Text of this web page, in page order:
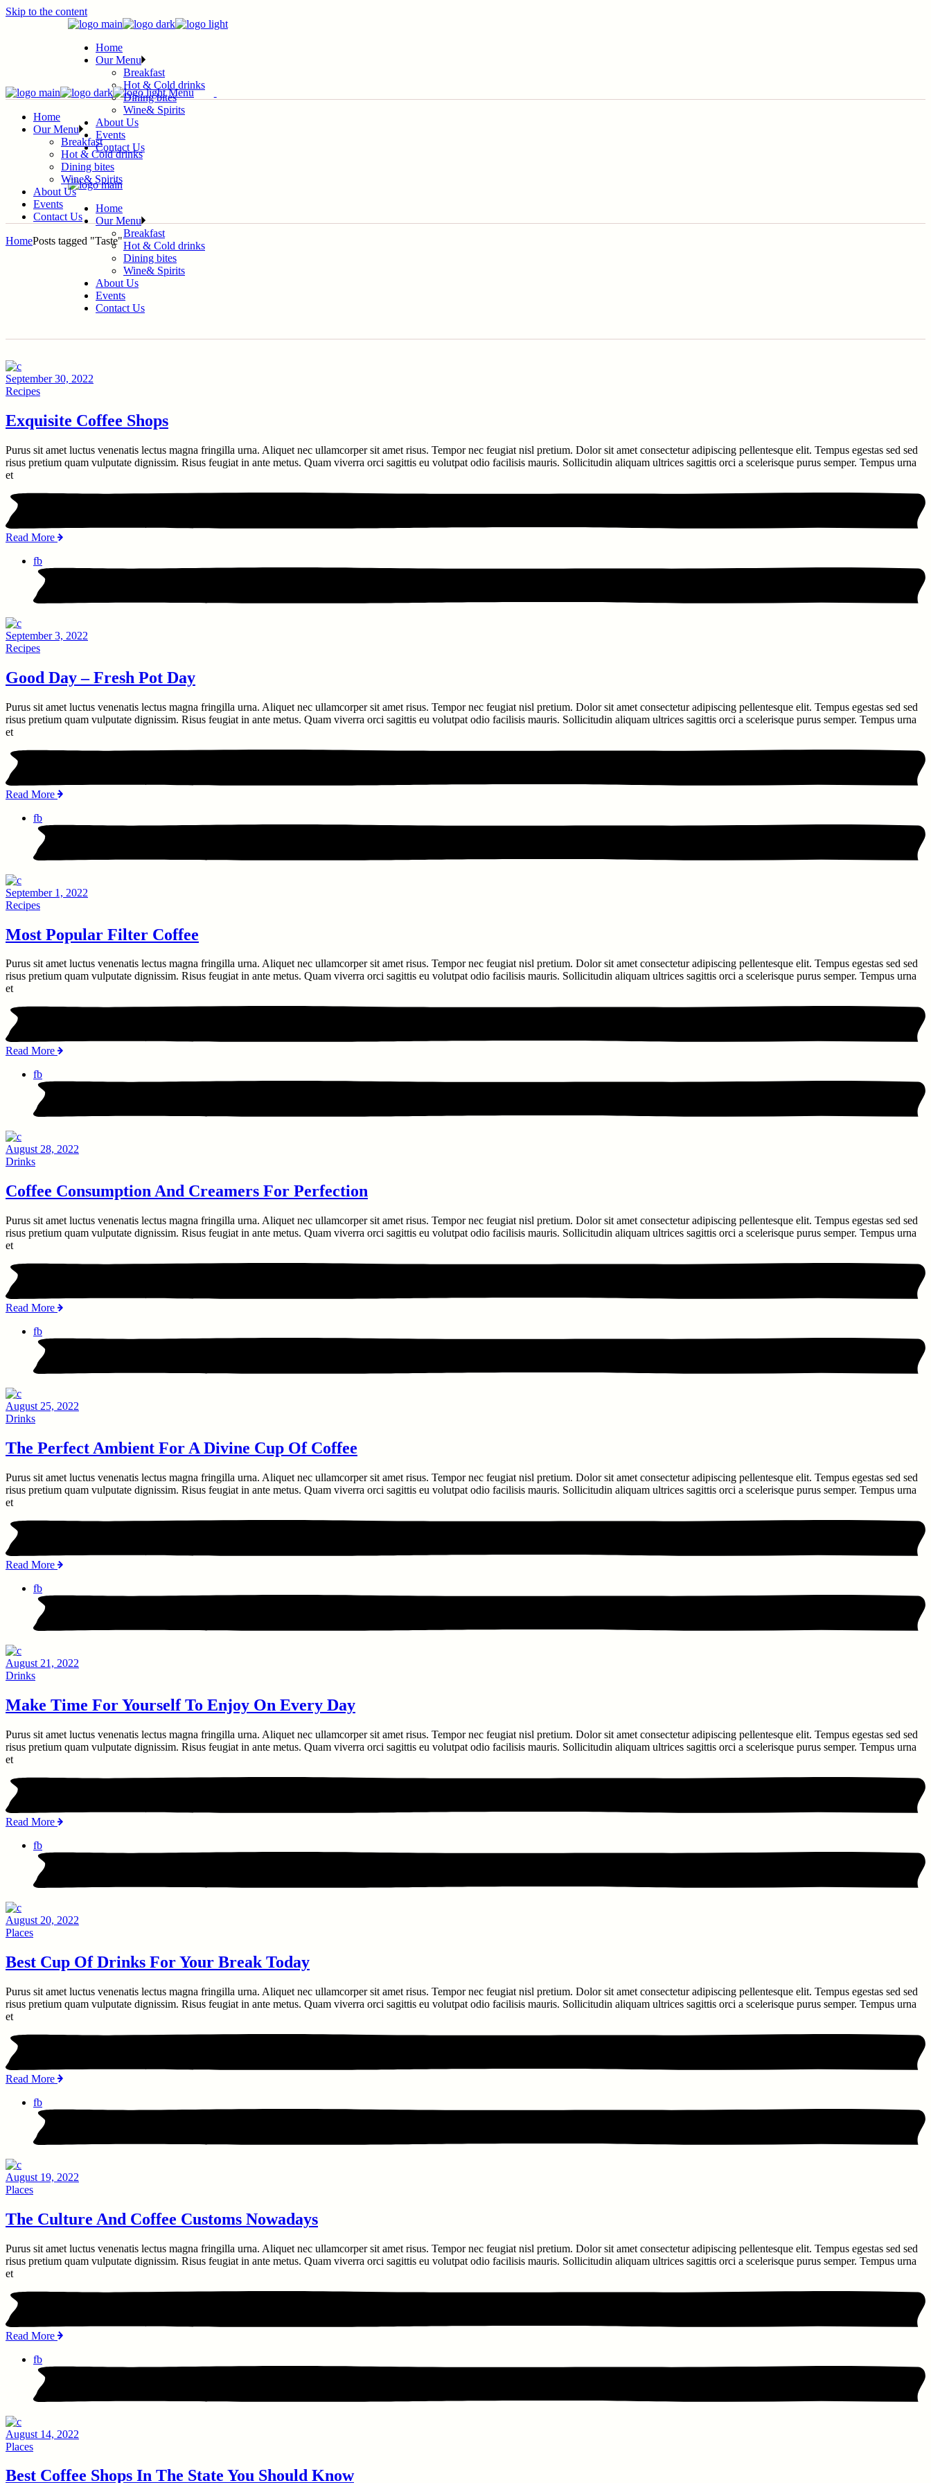
Skip to the content
Home
Our Menu
Breakfast
Hot & Cold drinks
Dining bites
Wine& Spirits
About Us
Events
Contact Us
Home
Our Menu
Breakfast
Hot & Cold drinks
Dining bites
Wine& Spirits
About Us
Events
Contact Us
Menu
Home
Our Menu
Breakfast
Hot & Cold drinks
Dining bites
Wine& Spirits
About Us
Events
Contact Us
HomePosts tagged "Taste"
September 30, 2022
Recipes
Exquisite Coffee Shops
Purus sit amet luctus venenatis lectus magna fringilla urna. Aliquet nec ullamcorper sit amet risus. Tempor nec feugiat nisl pretium. Dolor sit amet consectetur adipiscing pellentesque elit. Tempus egestas sed sed
risus pretium quam vulputate dignissim. Risus feugiat in ante metus. Quam viverra orci sagittis eu volutpat odio facilisis mauris. Sollicitudin aliquam ultrices sagittis orci a scelerisque purus semper. Tempus urna
et
Read More
fb
September 3, 2022
Recipes
Good Day – Fresh Pot Day
Purus sit amet luctus venenatis lectus magna fringilla urna. Aliquet nec ullamcorper sit amet risus. Tempor nec feugiat nisl pretium. Dolor sit amet consectetur adipiscing pellentesque elit. Tempus egestas sed sed
risus pretium quam vulputate dignissim. Risus feugiat in ante metus. Quam viverra orci sagittis eu volutpat odio facilisis mauris. Sollicitudin aliquam ultrices sagittis orci a scelerisque purus semper. Tempus urna
et
Read More
fb
September 1, 2022
Recipes
Most Popular Filter Coffee
Purus sit amet luctus venenatis lectus magna fringilla urna. Aliquet nec ullamcorper sit amet risus. Tempor nec feugiat nisl pretium. Dolor sit amet consectetur adipiscing pellentesque elit. Tempus egestas sed sed
risus pretium quam vulputate dignissim. Risus feugiat in ante metus. Quam viverra orci sagittis eu volutpat odio facilisis mauris. Sollicitudin aliquam ultrices sagittis orci a scelerisque purus semper. Tempus urna
et
Read More
fb
August 28, 2022
Drinks
Coffee Consumption And Creamers For Perfection
Purus sit amet luctus venenatis lectus magna fringilla urna. Aliquet nec ullamcorper sit amet risus. Tempor nec feugiat nisl pretium. Dolor sit amet consectetur adipiscing pellentesque elit. Tempus egestas sed sed
risus pretium quam vulputate dignissim. Risus feugiat in ante metus. Quam viverra orci sagittis eu volutpat odio facilisis mauris. Sollicitudin aliquam ultrices sagittis orci a scelerisque purus semper. Tempus urna
et
Read More
fb
August 25, 2022
Drinks
The Perfect Ambient For A Divine Cup Of Coffee
Purus sit amet luctus venenatis lectus magna fringilla urna. Aliquet nec ullamcorper sit amet risus. Tempor nec feugiat nisl pretium. Dolor sit amet consectetur adipiscing pellentesque elit. Tempus egestas sed sed
risus pretium quam vulputate dignissim. Risus feugiat in ante metus. Quam viverra orci sagittis eu volutpat odio facilisis mauris. Sollicitudin aliquam ultrices sagittis orci a scelerisque purus semper. Tempus urna
et
Read More
fb
August 21, 2022
Drinks
Make Time For Yourself To Enjoy On Every Day
Purus sit amet luctus venenatis lectus magna fringilla urna. Aliquet nec ullamcorper sit amet risus. Tempor nec feugiat nisl pretium. Dolor sit amet consectetur adipiscing pellentesque elit. Tempus egestas sed sed
risus pretium quam vulputate dignissim. Risus feugiat in ante metus. Quam viverra orci sagittis eu volutpat odio facilisis mauris. Sollicitudin aliquam ultrices sagittis orci a scelerisque purus semper. Tempus urna
et
Read More
fb
August 20, 2022
Places
Best Cup Of Drinks For Your Break Today
Purus sit amet luctus venenatis lectus magna fringilla urna. Aliquet nec ullamcorper sit amet risus. Tempor nec feugiat nisl pretium. Dolor sit amet consectetur adipiscing pellentesque elit. Tempus egestas sed sed
risus pretium quam vulputate dignissim. Risus feugiat in ante metus. Quam viverra orci sagittis eu volutpat odio facilisis mauris. Sollicitudin aliquam ultrices sagittis orci a scelerisque purus semper. Tempus urna
et
Read More
fb
August 19, 2022
Places
The Culture And Coffee Customs Nowadays
Purus sit amet luctus venenatis lectus magna fringilla urna. Aliquet nec ullamcorper sit amet risus. Tempor nec feugiat nisl pretium. Dolor sit amet consectetur adipiscing pellentesque elit. Tempus egestas sed sed
risus pretium quam vulputate dignissim. Risus feugiat in ante metus. Quam viverra orci sagittis eu volutpat odio facilisis mauris. Sollicitudin aliquam ultrices sagittis orci a scelerisque purus semper. Tempus urna
et
Read More
fb
August 14, 2022
Places
Best Coffee Shops In The State You Should Know